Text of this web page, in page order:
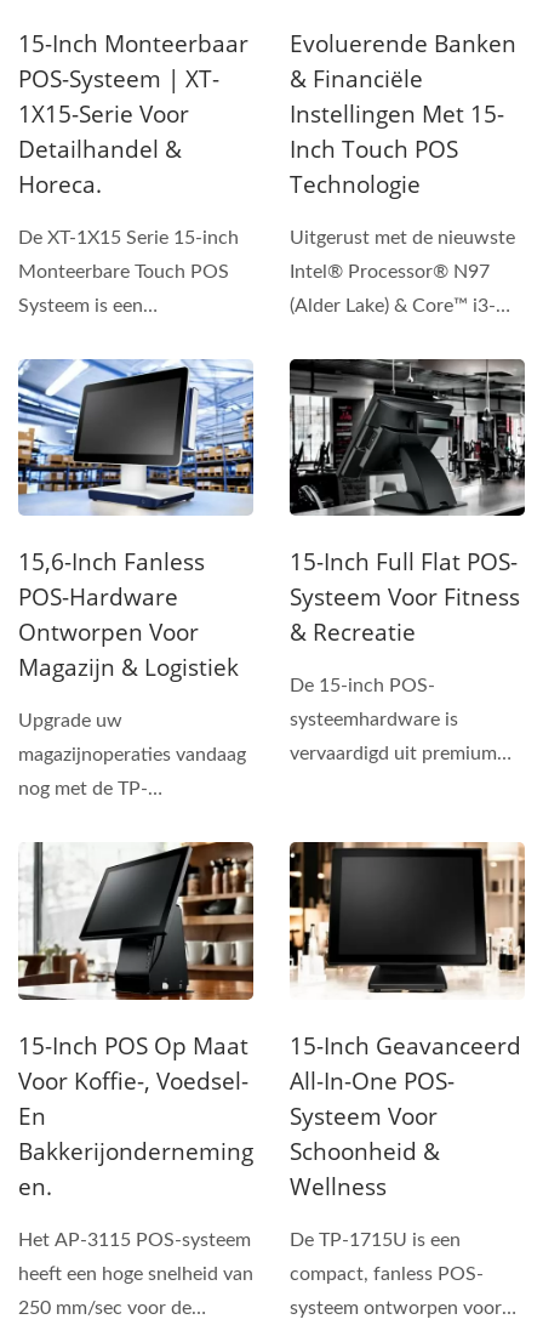
15-Inch Monteerbaar
POS-Systeem | XT-
1X15-Serie Voor
Detailhandel &
Horeca.
De XT-1X15 Serie 15-inch
Monteerbare Touch POS
Systeem is een
voor...
Evoluerende Banken
& Financiële
Instellingen Met 15-
Inch Touch POS
Technologie
Uitgerust met de nieuwste
Intel® Processor® N97
(Alder Lake) & Core™ i3-
15,6-Inch Fanless
POS-Hardware
Ontworpen Voor
Magazijn & Logistiek
Upgrade uw
magazijnoperaties vandaag
nog met de TP-
systemen—die hoge
prestaties,...
15-Inch Full Flat POS-
Systeem Voor Fitness
& Recreatie
De 15-inch POS-
systeemhardware is
vervaardigd uit premium
15-Inch POS Op Maat
Voor Koffie-, Voedsel-
En
Bakkerijonderneming
En.
Het AP-3115 POS-systeem
heeft een hoge snelheid van
250 mm/sec voor de
15-Inch Geavanceerd
All-In-One POS-
Systeem Voor
Schoonheid &
Wellness
De TP-1715U is een
compact, fanless POS-
systeem ontworpen voor